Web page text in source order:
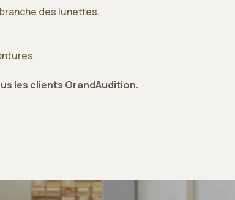
des lunettes.
les clients GrandAudition.